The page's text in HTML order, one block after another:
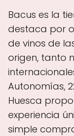
Bacus es la
destaca por
de vinos de
origen, tanto
Autonomías,
Huesca
experiencia
simple